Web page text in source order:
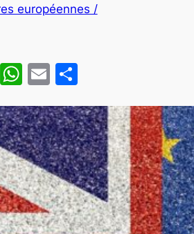
européennes /
WhatsApp
EmailPartager